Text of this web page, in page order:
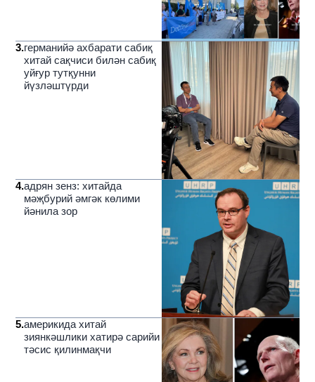
3.германийә ахбарати сабиқ
хитай сақчиси билән сабиқ
уйғур тутқунни
йүзләштүрди
4.адрян зенз: хитайда
мәҗбурий әмгәк көлими
йәнила зор
5.америкида хитай
зиянкәшлики хатирә сарийи
тәсис қилинмақчи